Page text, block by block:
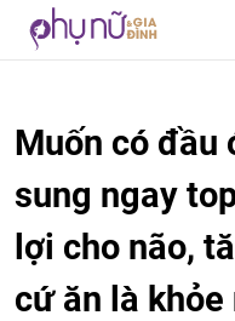
Muốn có đầu
sung ngay
lợi cho não,
cứ ăn là khỏe